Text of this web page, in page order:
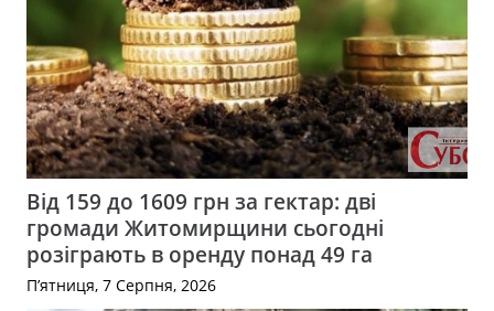
Від 159 до 1609 грн за гектар: дві
громади Житомирщини сьогодні
розіграють в оренду понад 49 га
П’ятниця, 7 Серпня, 2026